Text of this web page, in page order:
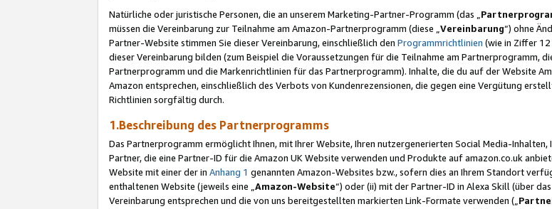
Natürliche oder juristische Personen, die an unserem Marketing-Partner-Programm (das „
müssen die Vereinbarung zur Teilnahme am Amazon-Partnerprogramm (diese „Vereinbarung“) ohne
Partner-Website stimmen Sie dieser Vereinbarung, einschließlich den Programmrichtlinien (wie in Ziffer
dieser Vereinbarung bilden (zum Beispiel die Voraussetzungen für die Teilnahme am Partnerprogramm,
Partnerprogramm und die Markenrichtlinien für das Partnerprogramm). Inhalte, die du auf der Website
Amazon entsprechen, einschließlich des Verbots von Kundenrezensionen, die gegen eine Vergütung
Richtlinien sorgfältig durch.
1.Beschreibung des Partnerprogramms
Das Partnerprogramm ermöglicht Ihnen, mit Ihrer Website, Ihren nutzergenerierten Social Media-
Partner, die eine Partner-ID für die Amazon UK Website verwenden und Produkte auf amazon.co.uk
Website mit einer der in Anhang 1 genannten Amazon-Websites bzw., sofern dies an Ihrem Standort
enthaltenen Website (jeweils eine „ Amazon-Website“) oder (ii) mit der Partner-ID in Alexa Skill (über
Vereinbarung entsprechen und die von uns bereitgestellten markierten Link-Formate verwenden („